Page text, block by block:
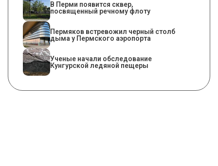
В Перми появится сквер,
посвященный речному флоту
Пермяков встревожил черный столб
дыма у Пермского аэропорта
Ученые начали обследование
Кунгурской ледяной пещеры